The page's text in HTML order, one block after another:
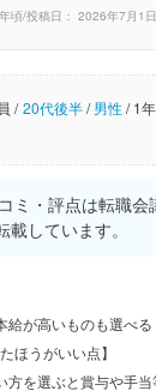
頃/投稿日： 2026年7月1日
/ 20代後半/男性/1
ミ・評点は転職会
載しています。
給が高いものも選べる
ほうがいい点】
方を選ぶと賞与や手